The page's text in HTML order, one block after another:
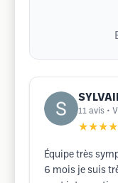
11 avis •
Équipe très
6 mois je suis